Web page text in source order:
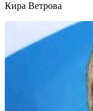
Кира Ветрова